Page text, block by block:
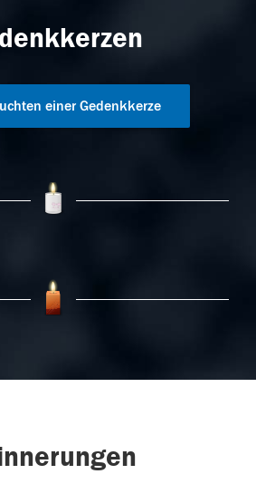
einer Gedenkkerze